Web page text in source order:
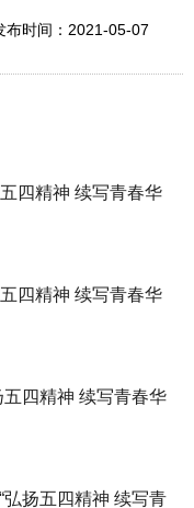
布时间： 2021-05-07
四精神 续写青春华
四精神 续写青春华
四精神 续写青春华
扬五四精神 续写青